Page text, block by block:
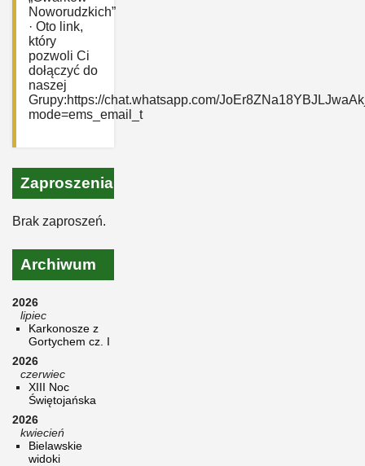
Noworudzkich”
· Oto link,
który
pozwoli Ci
dołączyć do
naszej
Grupy:https://chat.whatsapp.com/
mode=ems_email_t
Zaproszenia
Brak zaproszeń.
Archiwum
2026
lipiec
Karkonosze z
Gortychem cz. I
2026
czerwiec
XIII Noc
Świętojańska
2026
kwiecień
Bielawskie
widoki